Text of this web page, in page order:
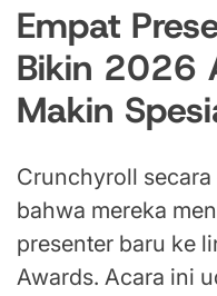
Empat
Bikin 2026
Makin
Crunchyroll
bahwa mereka
presenter baru ke
Awards. Acara ini